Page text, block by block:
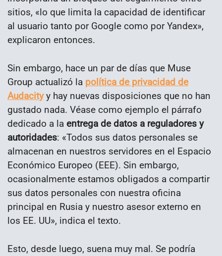
sitios, «lo que limita la capacidad de identificar
al usuario tanto por Google como por Yandex»,
explicaron entonces.
Sin embargo, hace un par de días que Muse
Group actualizó la política de privacidad de
Audacityy hay nuevas disposiciones que no han
gustado nada. Véase como ejemplo el párrafo
dedicado a la entrega de datos a reguladores y
autoridades: «Todos sus datos personales se
almacenan en nuestros servidores en el Espacio
Económico Europeo (EEE). Sin embargo,
ocasionalmente estamos obligados a compartir
sus datos personales con nuestra oficina
principal en Rusia y nuestro asesor externo en
los EE. UU», indica el texto.
Esto, desde luego, suena muy mal. Se podría